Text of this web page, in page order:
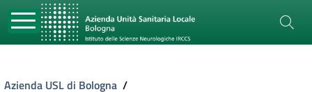
Azienda USL di Bologna /